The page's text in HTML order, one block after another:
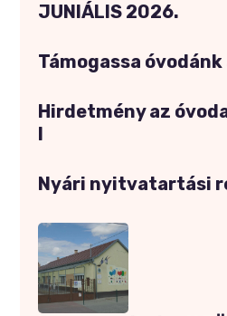
JUNIÁLIS 2026.
Támogassa
Hirdetmény az
l
Nyári nyitvatartási